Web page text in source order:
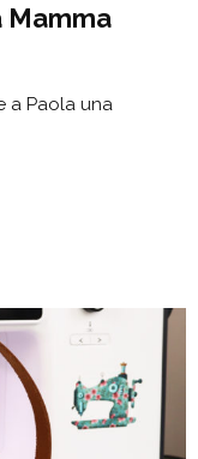
a Paola una